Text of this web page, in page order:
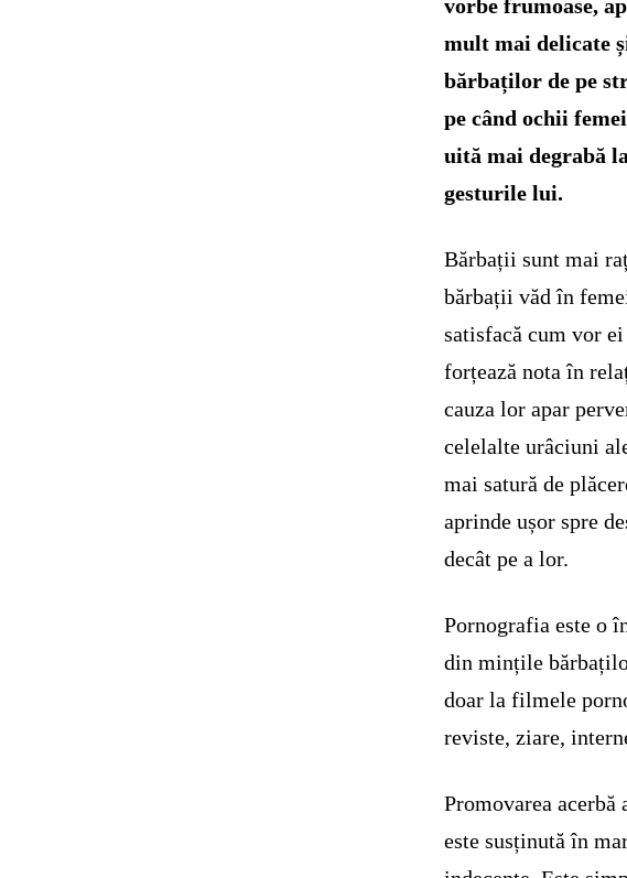
vorbe frumoase,
mult mai delicate
bărbaților de pe
pe când ochii
uită mai degrabă
gesturile lui.
Bărbații sunt mai
bărbații văd în
satisfacă cum vor
forțează nota în
cauza lor apar
celelalte urâciuni
mai satură de
aprinde ușor spre
decât pe a lor.
Pornografia este o
din mințile
doar la filmele
reviste, ziare,
Promovarea
este susținută în